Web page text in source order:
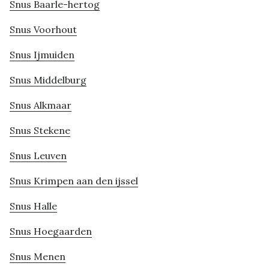
Snus Baarle-hertog
Snus Voorhout
Snus Ijmuiden
Snus Middelburg
Snus Alkmaar
Snus Stekene
Snus Leuven
Snus Krimpen aan den ijssel
Snus Halle
Snus Hoegaarden
Snus Menen